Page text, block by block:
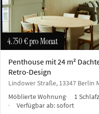
4.750 €pro Monat
Penthouse mit 24 m²
Retro-Design
Lindower Straße, 13347 Berlin
Möblierte Wohnung
1
Verfügbar ab:sofort